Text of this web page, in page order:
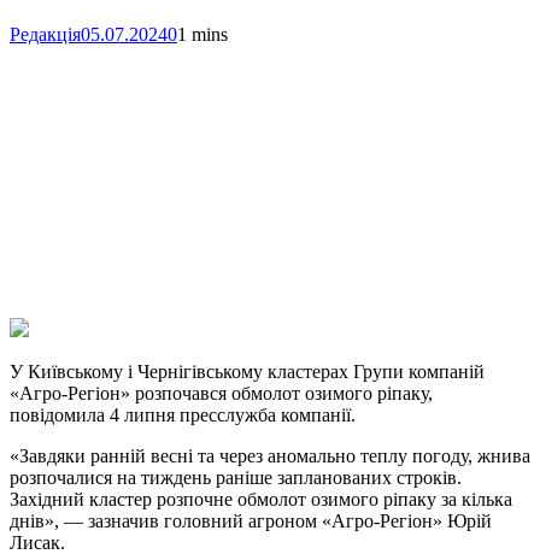
Редакція05.07.202401 mins
Link
Print
У Київському і Чернігівському кластерах Групи компаній
«Агро-Регіон» розпочався обмолот озимого ріпаку,
повідомила 4 липня пресслужба компанії.
«Завдяки ранній весні та через аномально теплу погоду, жнива
розпочалися на тиждень раніше запланованих строків.
Західний кластер розпочне обмолот озимого ріпаку за кілька
днів», — зазначив головний агроном «Агро-Регіон» Юрій
Лисак.